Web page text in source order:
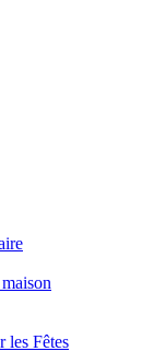
les Fêtes